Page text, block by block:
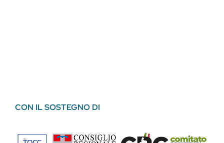
CON IL SOSTEGNO DI